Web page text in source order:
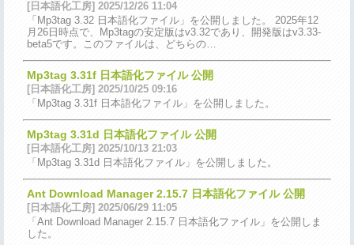
[日本語化工房] 2025/12/26 11:04
「Mp3tag 3.32 日本語化ファイル」を公開しました。 2025年12
月26日時点で、Mp3tagの安定版はv3.32であり、開発版はv3.33-
beta5です。このファイルは、どちらの…
Mp3tag 3.31f 日本語化ファイル 公開
[日本語化工房] 2025/10/25 09:16
「Mp3tag 3.31f 日本語化ファイル」を公開しました。
Mp3tag 3.31d 日本語化ファイル 公開
[日本語化工房] 2025/10/13 21:03
「Mp3tag 3.31d 日本語化ファイル」を公開しました。
Ant Download Manager 2.15.7 日本語化ファイル 公開
[日本語化工房] 2025/06/29 11:05
「Ant Download Manager 2.15.7 日本語化ファイル」を公開しま
した。